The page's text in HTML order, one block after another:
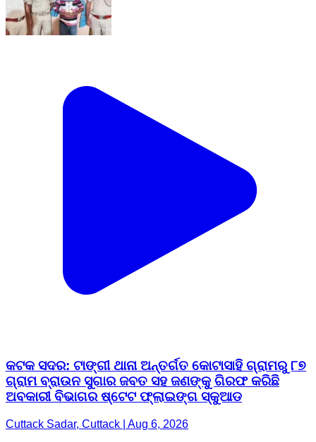
କଟକ ସଦର: ଟାଙ୍ଗୀ ଥାନା ଅନ୍ତର୍ଗତ କୋଟାସାହି ଗ୍ରାମରୁ ୮୭
ଗ୍ରାମ ବ୍ରାଉନ ସୁଗାର ଜବତ ସହ ଜଣଙ୍କୁ ଗିରଫ କରିଛି
ଅବକାରୀ ବିଭାଗର ଷ୍ଟେଟ ଫ୍ଲାଇଙ୍ଗ ସ୍କୁଆଡ
Cuttack Sadar, Cuttack | Aug 6, 2026